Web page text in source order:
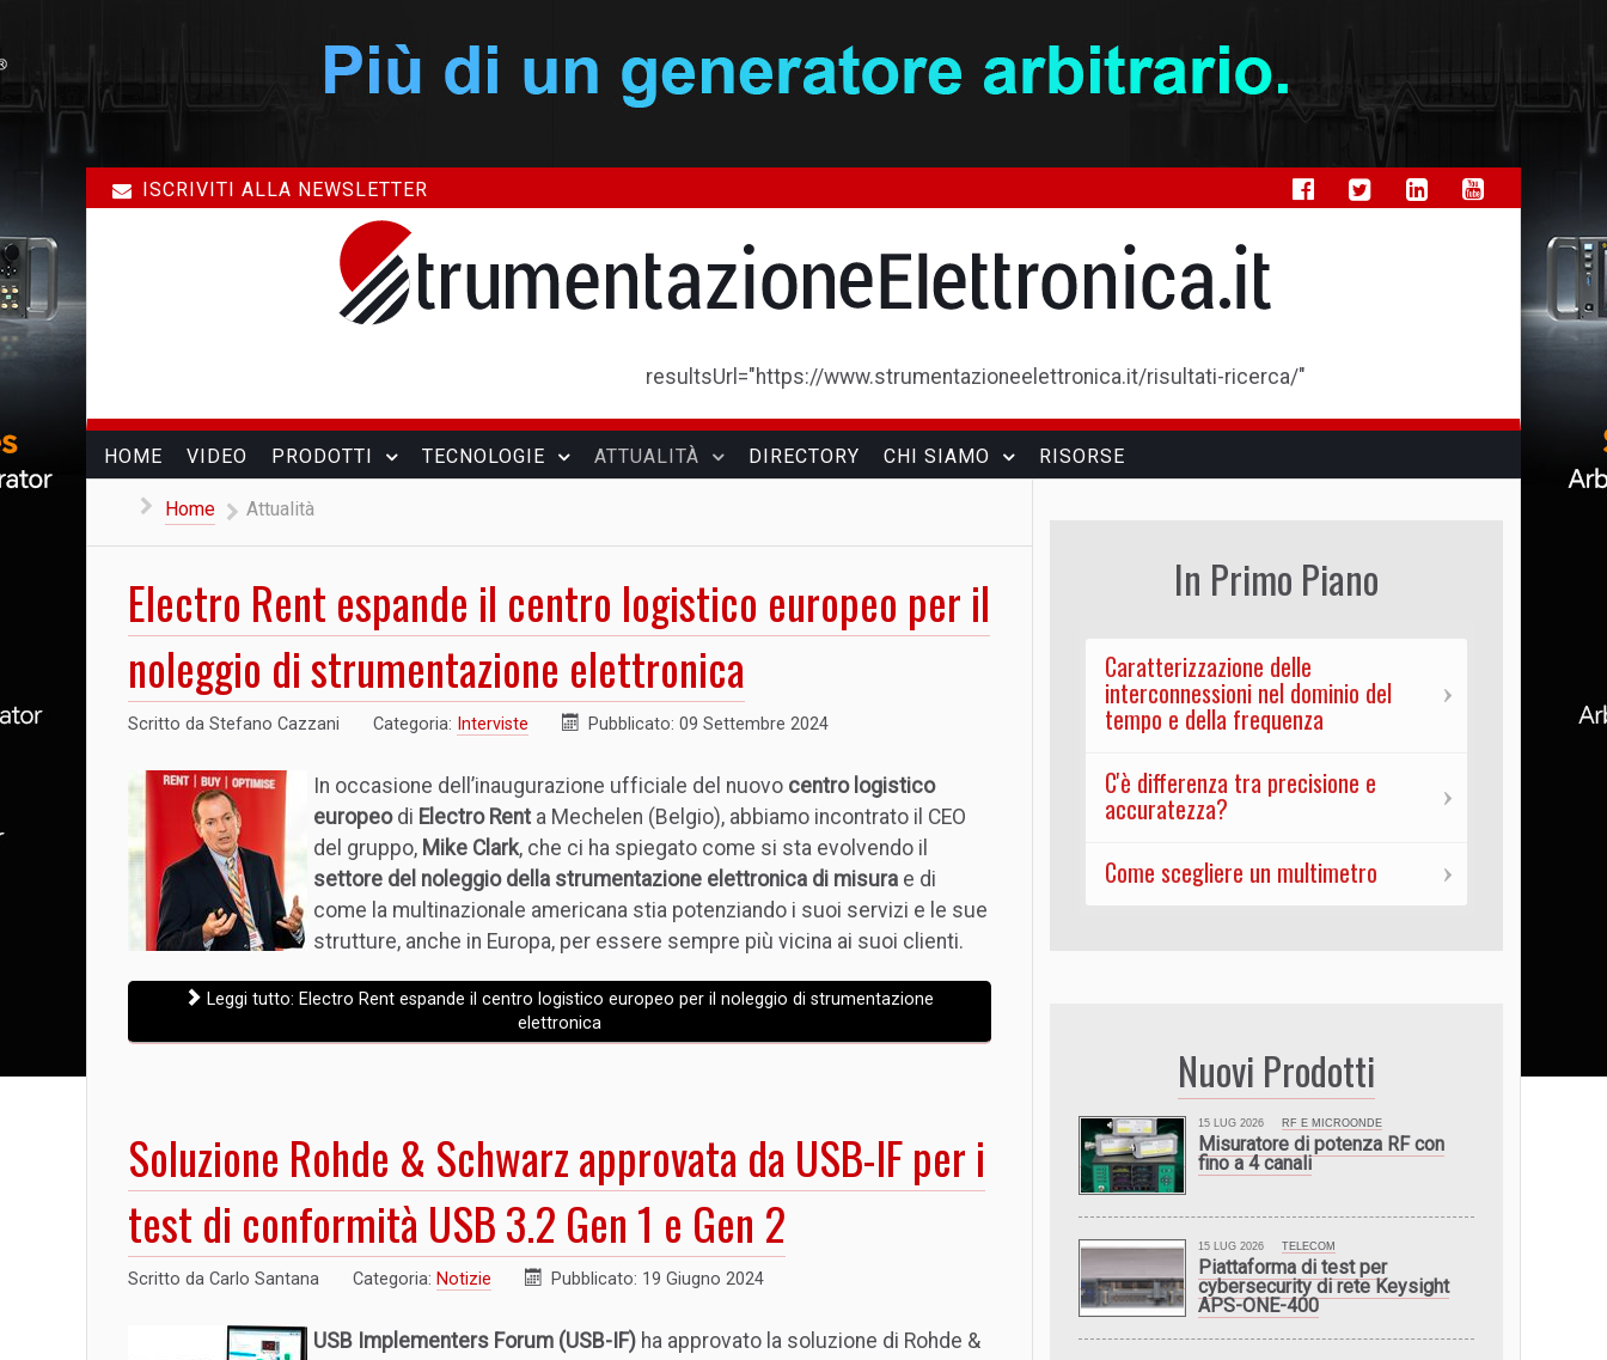
ISCRIVITI ALLA NEWSLETTER
resultsUrl="https://www.strumentazioneelettronica.it/risultati-ricerca/"
HOME VIDEO PRODOTTI TECNOLOGIE ATTUALITÀ DIRECTORY CHI SIAMO RISORSE
Home Attualità
Electro Rent espande il centro logistico europeo per il
noleggio di strumentazione elettronica
Scritto da Stefano Cazzani Categoria: Interviste Pubblicato: 09 Settembre 2024
In occasione dell’inaugurazione ufficiale del nuovo centro logistico
europeodi Electro Rent a Mechelen (Belgio), abbiamo incontrato il CEO
del gruppo, Mike Clark, che ci ha spiegato come si sta evolvendo il
settore del noleggio della strumentazione elettronica di misura e di
come la multinazionale americana stia potenziando i suoi servizi e le sue
strutture, anche in Europa, per essere sempre più vicina ai suoi clienti.
Leggi tutto: Electro Rent espande il centro logistico europeo per il noleggio di strumentazione
elettronica
Soluzione Rohde & Schwarz approvata da USB-IF per i
test di conformità USB 3.2 Gen 1 e Gen 2
Scritto da Carlo Santana Categoria: Notizie Pubblicato: 19 Giugno 2024
USB Implementers Forum (USB-IF) ha approvato la soluzione di Rohde &
In Primo Piano
Caratterizzazione delle
interconnessioni nel dominio del
tempo e della frequenza
C'è differenza tra precisione e
accuratezza?
Come scegliere un multimetro
Nuovi Prodotti
15 LUG 2026 RF E MICROONDE
Misuratore di potenza RF con
fino a 4 canali
15 LUG 2026 TELECOM
Piattaforma di test per
cybersecurity di rete Keysight
APS-ONE-400